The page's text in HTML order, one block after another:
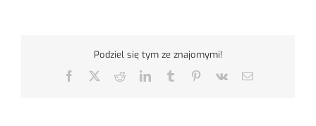
Podziel się tym ze znajomymi!
Facebook RedditLinkedInTumblr Pinterest
Vk Email